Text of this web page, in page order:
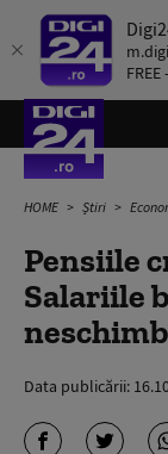
HOME Știri
Pensiile
Salariile
Data publicării: